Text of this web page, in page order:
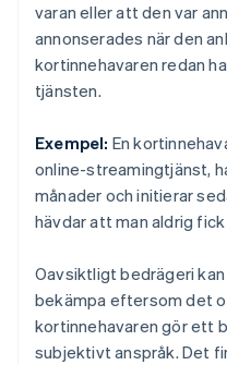
varan eller att den var
annonserades när den
kortinnehavaren redan
tjänsten.
Exempel: En
online-streamingtjänst,
månader och initierar
hävdar att man aldrig
Oavsiktligt bedrägeri
bekämpa eftersom det
kortinnehavaren gör ett
subjektivt anspråk. Det